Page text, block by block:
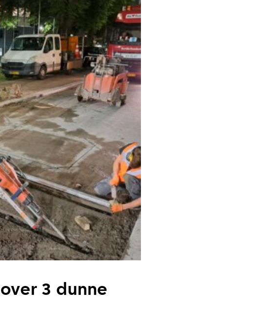
bruggen en kademuren in
3 dunne